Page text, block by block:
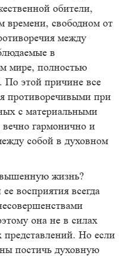
обители,
времени, свободном от
между
в
мире, полностью
По этой причине все
противоречивыми при
с материальными
гармонично и
собой в духовном
жизнь?
восприятия всегда
она не в силах
представлений. Но если
постичь духовную